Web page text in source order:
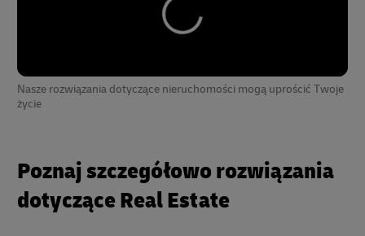
Nasze rozwiązania dotyczące nieruchomości mogą uprościć Twoje
życie
Poznaj szczegółowo rozwiązania
dotyczące Real Estate